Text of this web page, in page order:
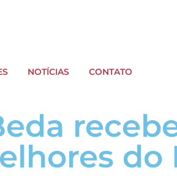
NOTÍCIAS CONTATO
do